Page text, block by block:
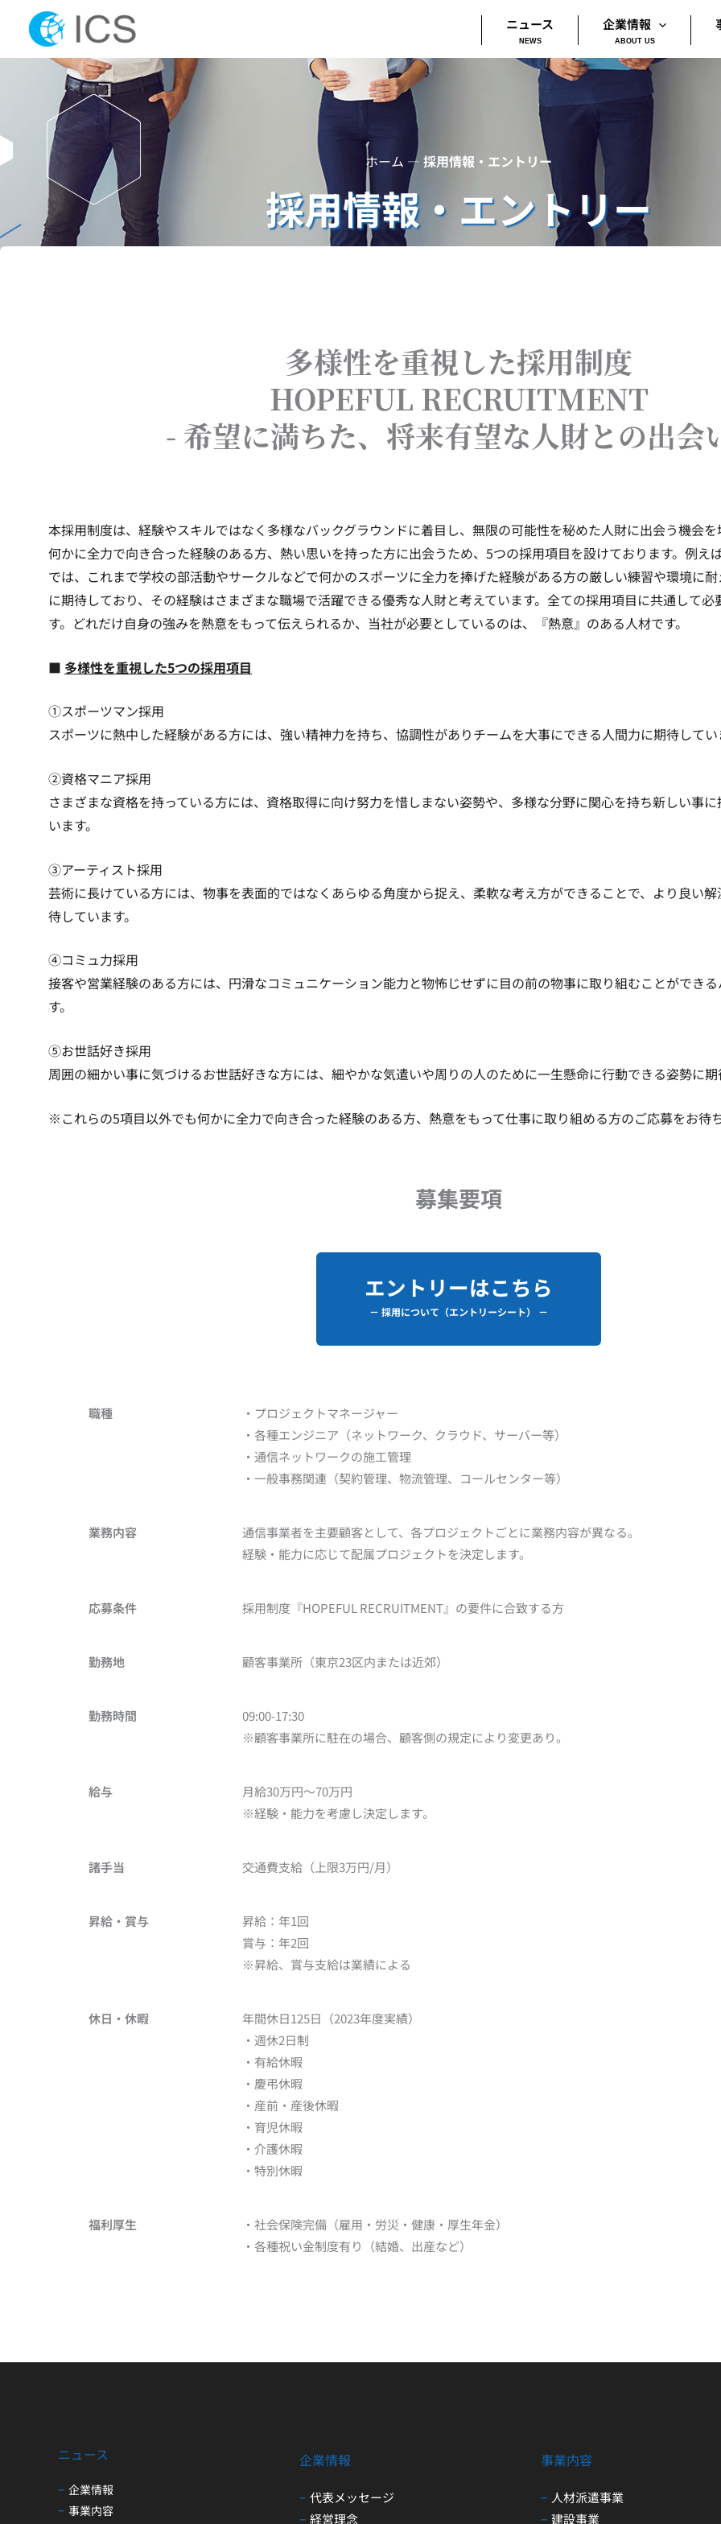
プ
ニュース 企業情報
ホーム ― 採用情報・エントリー
採用情報・エントリー
多様性を重視した採用制度
HOPEFUL RECRUITMENT
- 希望に満ちた、将来有望な人財との出会
本採用制度は、経験やスキルではなく多様なバックグラウンドに着目し、無限の可能性を秘めた人財に出会う機会を
何かに全力で向き合った経験のある方、熱い思いを持った方に出会うため、5つの採用項目を設けております。例え
では、これまで学校の部活動やサークルなどで何かのスポーツに全力を捧げた経験がある方の厳しい練習や環境に
に期待しており、その経験はさまざまな職場で活躍できる優秀な人財と考えています。全ての採用項目に共通して
す。どれだけ自身の強みを熱意をもって伝えられるか、当社が必要としているのは、『熱意』のある人材です。
■ 多様性を重視した5つの採用項目
①スポーツマン採用
スポーツに熱中した経験がある方には、強い精神力を持ち、協調性がありチームを大事にできる人間力に期待してい
②資格マニア採用
さまざまな資格を持っている方には、資格取得に向け努力を惜しまない姿勢や、多様な分野に関心を持ち新しい事
います。
③アーティスト採用
芸術に長けている方には、物事を表面的ではなくあらゆる角度から捉え、柔軟な考え方ができることで、より良い
待しています。
④コミュ力採用
接客や営業経験のある方には、円滑なコミュニケーション能力と物怖じせずに目の前の物事に取り組むことができ
す。
⑤お世話好き採用
周囲の細かい事に気づけるお世話好きな方には、細やかな気遣いや周りの人のために一生懸命に行動できる姿勢に期
※これらの5項目以外でも何かに全力で向き合った経験のある方、熱意をもって仕事に取り組める方のご応募をお待ち
募集要項
エントリーはこちら
－ 採用について（エントリーシート） －
職種
・プロジェクトマネージャー
・各種エンジニア（ネットワーク、クラウド、サーバー等）
・通信ネットワークの施工管理
・一般事務関連（契約管理、物流管理、コールセンター等）
業務内容
通信事業者を主要顧客として、各プロジェクトごとに業務内容が異なる。
経験・能力に応じて配属プロジェクトを決定します。
応募条件 採用制度『HOPEFUL RECRUITMENT』の要件に合致する方
勤務地 顧客事業所（東京23区内または近郊）
勤務時間
09:00-17:30
※顧客事業所に駐在の場合、顧客側の規定により変更あり。
給与
月給30万円～70万円
※経験・能力を考慮し決定します。
諸手当 交通費支給（上限3万円/月）
昇給・賞与
昇給：年1回
賞与：年2回
※昇給、賞与支給は業績による
休日・休暇
年間休日125日（2023年度実績）
・週休2日制
・有給休暇
・慶弔休暇
・産前・産後休暇
・育児休暇
・介護休暇
・特別休暇
福利厚生
・社会保険完備（雇用・労災・健康・厚生年金）
・各種祝い金制度有り（結婚、出産など）
ニュース
企業情報
事業内容
企業情報
代表メッセージ
経営理念
事業内容
人材派遣事業
建設事業